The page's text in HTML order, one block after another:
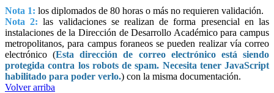
Nota 1: los diplomados de 80 horas o más no requieren validación.
Nota 2:las validaciones se realizan de forma presencial en las
instalaciones de la Dirección de Desarrollo Académico para campus
metropolitanos, para campus foraneos se pueden realizar vía correo
electrónico (Esta dirección de correo electrónico está siendo
protegida contra los robots de spam. Necesita tener JavaScript
habilitado para poder verlo.) con la misma documentación.
Volver arriba